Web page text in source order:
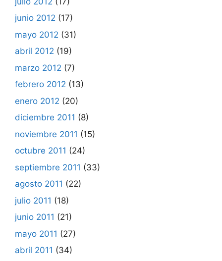
junio 2012 (17)
mayo 2012 (31)
abril 2012 (19)
marzo 2012 (7)
febrero 2012 (13)
enero 2012 (20)
diciembre 2011 (8)
noviembre 2011 (15)
octubre 2011 (24)
septiembre 2011 (33)
agosto 2011 (22)
julio 2011 (18)
junio 2011 (21)
mayo 2011 (27)
abril 2011 (34)